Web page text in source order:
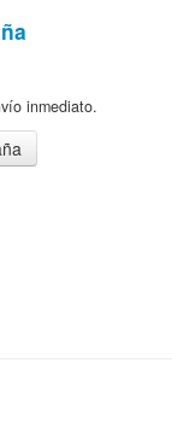
inmediato.